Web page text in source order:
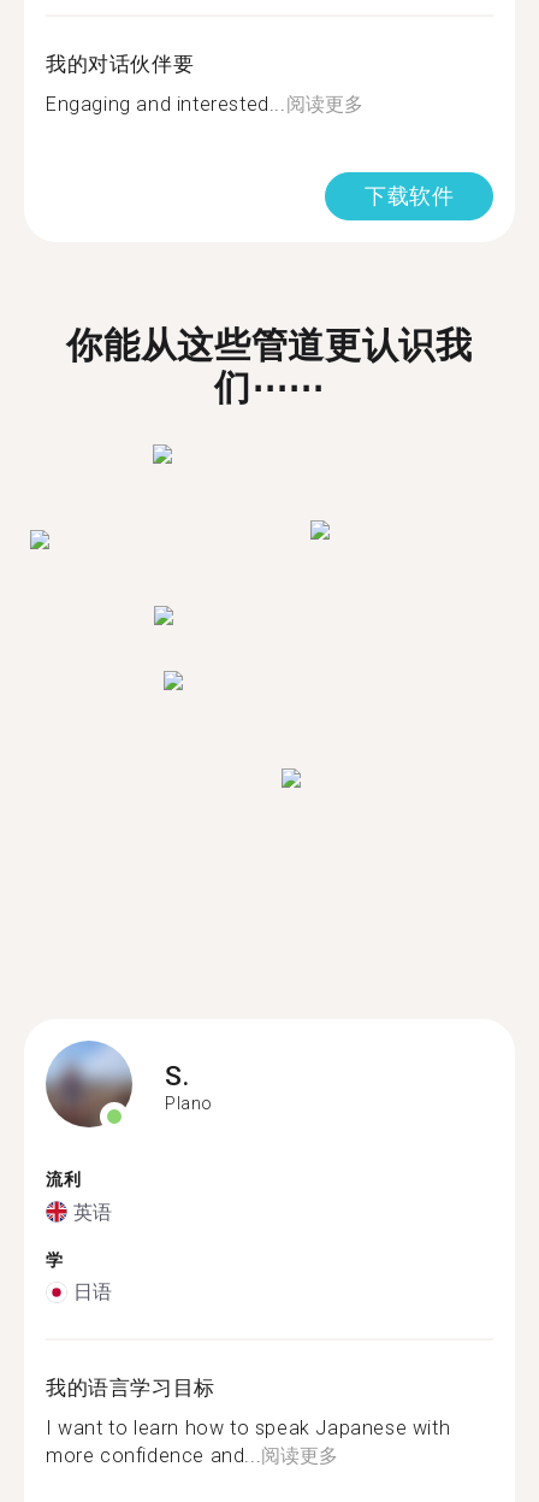
我的对话伙伴要
Engaging and interested...阅读更多
下载软件
你能从这些管道更认识我
们⋯⋯
S.
Plano
流利
英语
学
日语
我的语言学习目标
I want to learn how to speak Japanese with
more confidence and...阅读更多